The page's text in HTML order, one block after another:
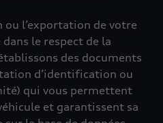
l’exportation de votre
dans le respect de la
des documents
d’identification ou
qui vous permettent
et garantissent sa